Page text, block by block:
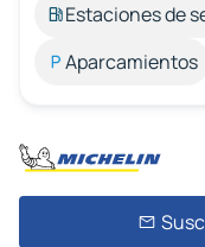
Estaciones de
Aparcamientos